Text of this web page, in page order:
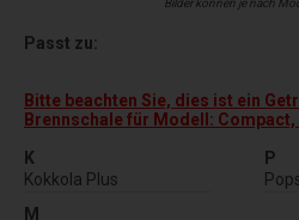
Bilder können je nach
Passt zu:
Bitte beachten Sie, dies ist ein
Brennschale für Modell:
K
Kokkola Plus
M
P